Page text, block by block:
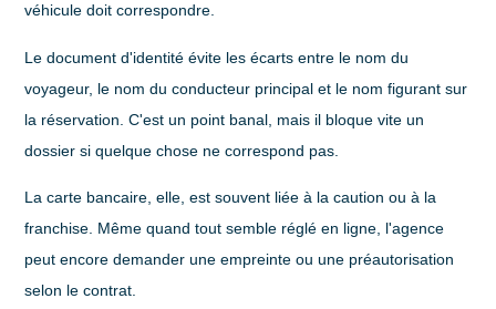
véhicule doit correspondre.
Le document d'identité évite les écarts entre le nom du
voyageur, le nom du conducteur principal et le nom figurant sur
la réservation. C'est un point banal, mais il bloque vite un
dossier si quelque chose ne correspond pas.
La carte bancaire, elle, est souvent liée à la caution ou à la
franchise. Même quand tout semble réglé en ligne, l'agence
peut encore demander une empreinte ou une préautorisation
selon le contrat.